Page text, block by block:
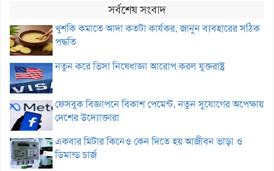
সর্বশেষ সংবাদ
খুশকি কমাতে আদা কতটা কার্যকর, জানুন ব্যবহারের সঠিক
পদ্ধতি
নতুন করে ভিসা নিষেধাজ্ঞা আরোপ করল যুক্তরাষ্ট্র
ফেসবুক বিজ্ঞাপনে বিকাশ পেমেন্ট, নতুন সুযোগের অপেক্ষায়
দেশের উদ্যোক্তারা
একবার মিটার কিনেও কেন দিতে হয় আজীবন ভাড়া ও
ডিমান্ড চার্জ